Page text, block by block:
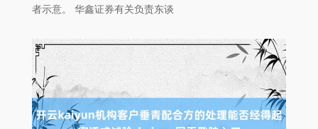
者示意。 华鑫证券有关负责东谈